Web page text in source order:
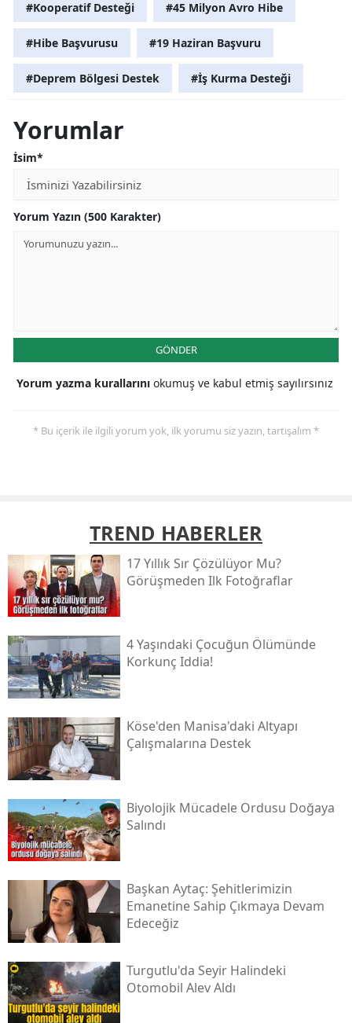
#Kooperatif Desteği #45 Milyon Avro Hibe
#Hibe Başvurusu #19 Haziran Başvuru
#Deprem Bölgesi Destek #İş Kurma Desteği
Yorumlar
İsim*
Yorum Yazın (500 Karakter)
GÖNDER
Yorum yazma kurallarını okumuş ve kabul etmiş sayılırsınız
* Bu içerik ile ilgili yorum yok, ilk yorumu siz yazın, tartışalım *
TREND HABERLER
17 Yıllık Sır Çözülüyor Mu?
Görüşmeden Ilk Fotoğraflar
4 Yaşındaki Çocuğun Ölümünde
Korkunç Iddia!
Köse'den Manisa'daki Altyapı
Çalışmalarına Destek
Biyolojik Mücadele Ordusu Doğaya
Salındı
Başkan Aytaç: Şehitlerimizin
Emanetine Sahip Çıkmaya Devam
Edeceğiz
Turgutlu'da Seyir Halindeki
Otomobil Alev Aldı